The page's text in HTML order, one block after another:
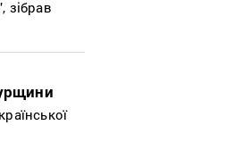
зібрав